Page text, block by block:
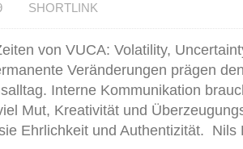
SHORTLINK
von VUCA: Volatility,
Veränderungen prägen
Interne Kommunikation
Mut, Kreativität und
Ehrlichkeit und Authentizität.